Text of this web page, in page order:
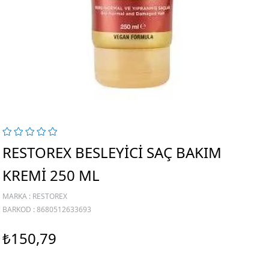
RESTOREX BESLEYICI SAÇ BAKIM
KREMI 250 ML
MARKA : RESTOREX
BARKOD : 8680512633693
₺150,79